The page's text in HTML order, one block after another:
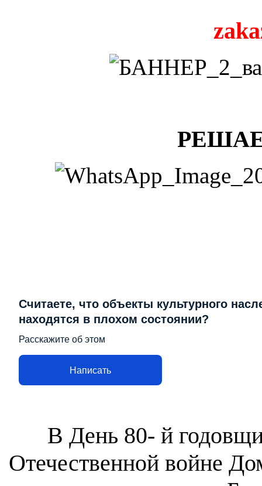
Считаете, что объекты культурного
находятся в плохом состоянии?
Расскажите об этом
Написать
В День 80- й
Отечественной войне